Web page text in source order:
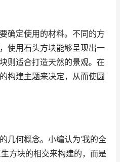
确定使用的材料。不同的方
使用石头方块能够呈现出一
则适合打造天然的景观。在
构建主题来决定，从而使圆
几何概念。小编认为‘我的全
方块的相交来构建的，而是